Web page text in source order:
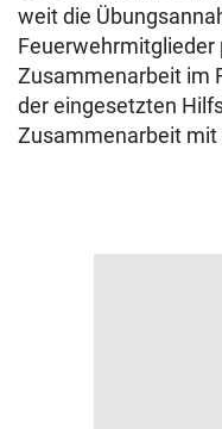
weit die
Feuerwehrmitglieder
Zusammenarbeit im
der eingesetzten
Zusammenarbeit mit